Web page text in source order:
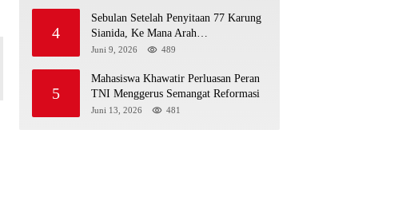
4
Sebulan Setelah Penyitaan 77 Karung
Sianida, Ke Mana Arah
Penyidikannya?
Juni 9, 2026 489
5
Mahasiswa Khawatir Perluasan Peran
TNI Menggerus Semangat Reformasi
Juni 13, 2026 481